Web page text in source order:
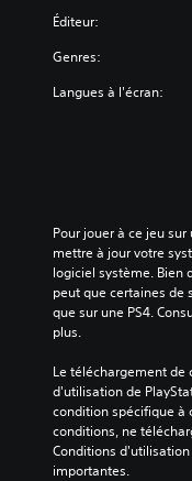
Éditeur:
Genres:
Langues à l'écran:
Pour jouer à ce jeu
mettre à jour votre
logiciel système. Bien
peut que certaines de
que sur une PS4.
plus.
Le téléchargement de
d'utilisation de
condition spécifique à
conditions, ne
Conditions
importantes.